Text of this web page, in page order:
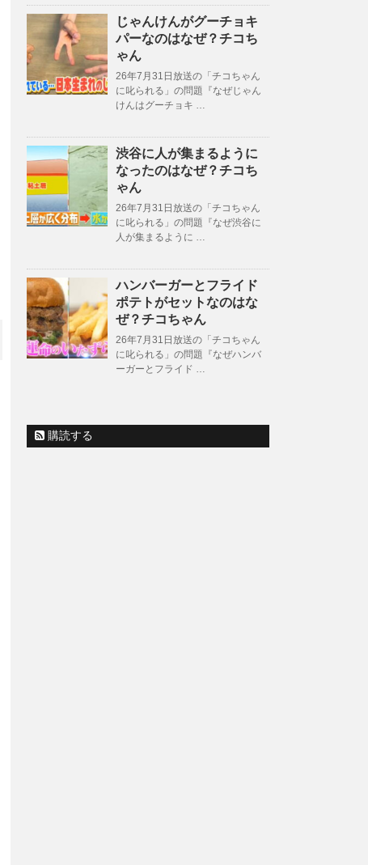
じゃんけんがグーチョキ
パーなのはなぜ？チコち
ゃん
26年7月31日放送の「チコちゃん
に叱られる」の問題『なぜじゃん
けんはグーチョキ …
渋谷に人が集まるように
なったのはなぜ？チコち
ゃん
26年7月31日放送の「チコちゃん
に叱られる」の問題『なぜ渋谷に
人が集まるように …
ハンバーガーとフライド
ポテトがセットなのはな
ぜ？チコちゃん
26年7月31日放送の「チコちゃん
に叱られる」の問題『なぜハンバ
ーガーとフライド …
購読する